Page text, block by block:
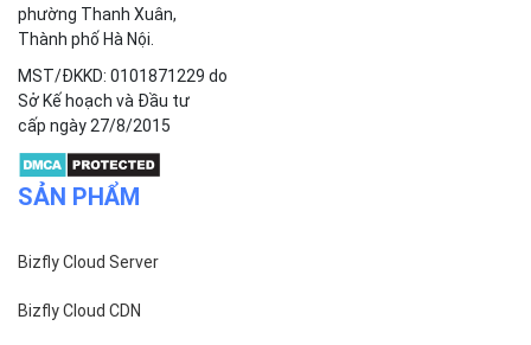
phường Thanh Xuân,
Thành phố Hà Nội.
MST/ĐKKD: 0101871229 do
Sở Kế hoạch và Đầu tư
cấp ngày 27/8/2015
SẢN PHẨM
Bizfly Cloud Server
Bizfly Cloud CDN